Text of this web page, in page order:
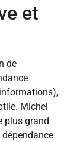
et
de
Michel
plus grand
dépendance